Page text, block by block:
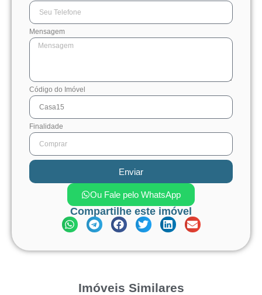
Mensagem
Código do Imóvel
Finalidade
Enviar
Ou Fale pelo WhatsApp
Compartilhe este imóvel
Imóveis Similares